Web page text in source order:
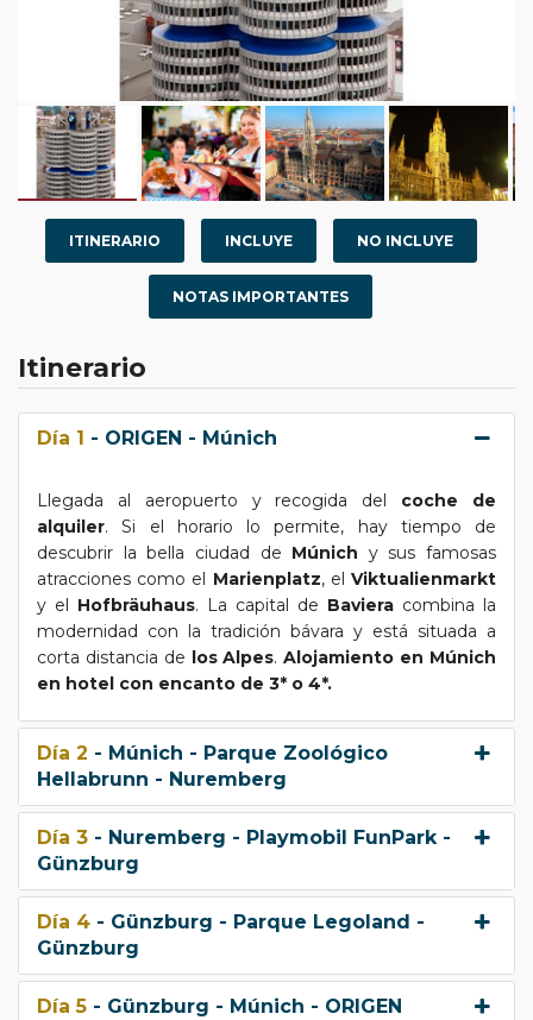
ITINERARIO INCLUYE NO INCLUYE
NOTAS IMPORTANTES
Itinerario
Día 1 - ORIGEN - Múnich
Llegada al aeropuerto y recogida del coche de
alquiler. Si el horario lo permite, hay tiempo de
descubrir la bella ciudad de Múnich y sus famosas
atracciones como el Marienplatz, elViktualienmarkt
y el Hofbräuhaus. La capital de Baviera combina la
modernidad con la tradición bávara y está situada a
corta distancia de los Alpes.Alojamiento en Múnich
en hotel con encanto de 3* o 4*.
Día 2 - Múnich - Parque Zoológico
Hellabrunn - Nuremberg
Día 3 - Nuremberg - Playmobil FunPark -
Günzburg
Día 4 - Günzburg - Parque Legoland -
Günzburg
Día 5 - Günzburg - Múnich - ORIGEN